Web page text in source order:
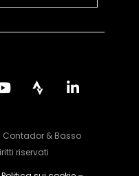
Contador & Basso
riservati